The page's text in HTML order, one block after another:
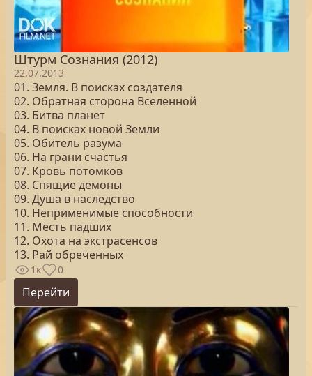
Штурм Сознания (2012)
22.07.2013
01. Земля. В поисках создателя
02. Обратная сторона Вселенной
03. Битва планет
04. В поисках новой Земли
05. Обитель разума
06. На грани счастья
07. Кровь потомков
08. Спящие демоны
09. Душа в наследство
10. Неприменимые способности
11. Месть падших
12. Охота на экстрасенсов
13. Рай обреченных
1к 0
Перейти